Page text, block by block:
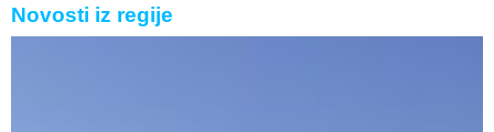
Novosti iz regije